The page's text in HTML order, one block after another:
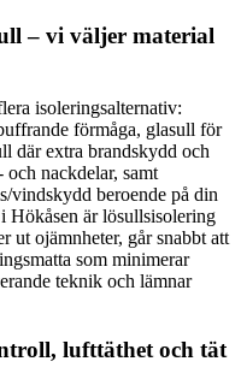
– vi väljer material
isoleringsalternativ:
förmåga, glasull för
där extra brandskydd och
nackdelar, samt
vindskydd beroende på din
Hökåsen är lösullsisolering
ut ojämnheter, går snabbt att
som minimerar
teknik och lämnar
lufttäthet och tät